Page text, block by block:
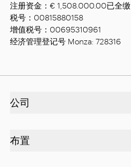
注册资金：€ 1,508.000.00已全缴
税号：00815880158
增值税号：00695310961
经济管理登记号 Monza: 728316
公司
布置